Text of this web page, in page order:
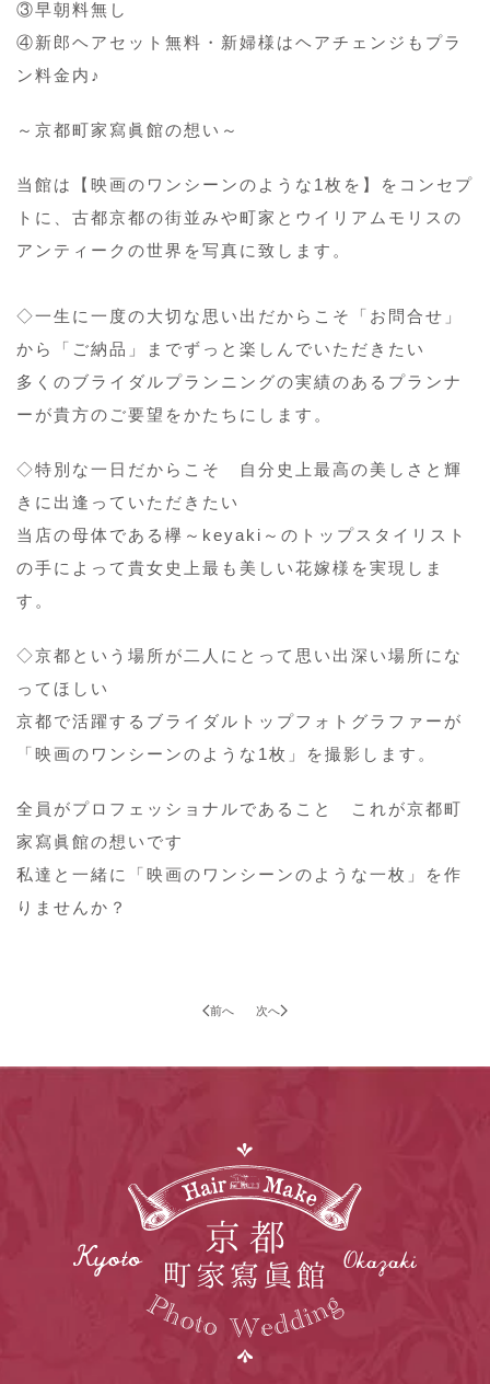
③早朝料無し
④新郎ヘアセット無料・新婦様はヘアチェンジもプラ
ン料金内♪
～京都町家寫眞館の想い～
当館は【映画のワンシーンのような1枚を】をコンセプ
トに、古都京都の街並みや町家とウイリアムモリスの
アンティークの世界を写真に致します。
◇一生に一度の大切な思い出だからこそ「お問合せ」
から「ご納品」までずっと楽しんでいただきたい
多くのブライダルプランニングの実績のあるプランナ
ーが貴方のご要望をかたちにします。
◇特別な一日だからこそ 自分史上最高の美しさと輝
きに出逢っていただきたい
当店の母体である欅～keyaki～のトップスタイリスト
の手によって貴女史上最も美しい花嫁様を実現しま
す。
◇京都という場所が二人にとって思い出深い場所にな
ってほしい
京都で活躍するブライダルトップフォトグラファーが
「映画のワンシーンのような1枚」を撮影します。
全員がプロフェッショナルであること これが京都町
家寫眞館の想いです
私達と一緒に「映画のワンシーンのような一枚」を作
りませんか？
前へ 次へ